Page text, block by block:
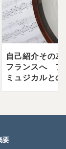
自己紹介その2
フランスへ フ
ミュジカルとの
要